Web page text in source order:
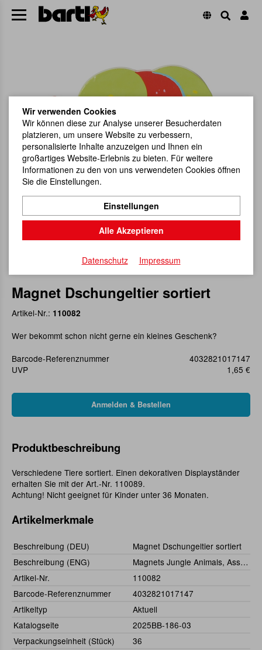
Magnet Dschungeltier sortiert
Artikel-Nr.: 110082
Wer bekommt schon nicht gerne ein kleines Geschenk?
Barcode-Referenznummer
4032821017147
UVP
1,65 €
Produktbeschreibung
Verschiedene Tiere sortiert. Einen dekorativen Displayständer
erhalten Sie mit der Art.-Nr. 110089.
Achtung! Nicht geeignet für Kinder unter 36 Monaten.
Artikelmerkmale
Beschreibung (DEU)
Magnet Dschungeltier sortiert
Beschreibung (ENG)
Magnets Jungle Animals, Assorted
Artikel-Nr.
110082
Barcode-Referenznummer
4032821017147
Artikeltyp
Aktuell
Katalogseite
2025BB-186-03
Verpackungseinheit (Stück)
36
Wir verwenden Cookies
Wir können diese zur Analyse unserer Besucherdaten
platzieren, um unsere Website zu verbessern,
personalisierte Inhalte anzuzeigen und Ihnen ein
großartiges Website-Erlebnis zu bieten. Für weitere
Informationen zu den von uns verwendeten Cookies öffnen
Sie die Einstellungen.
Einstellungen
Alle Akzeptieren
Datenschutz Impressum